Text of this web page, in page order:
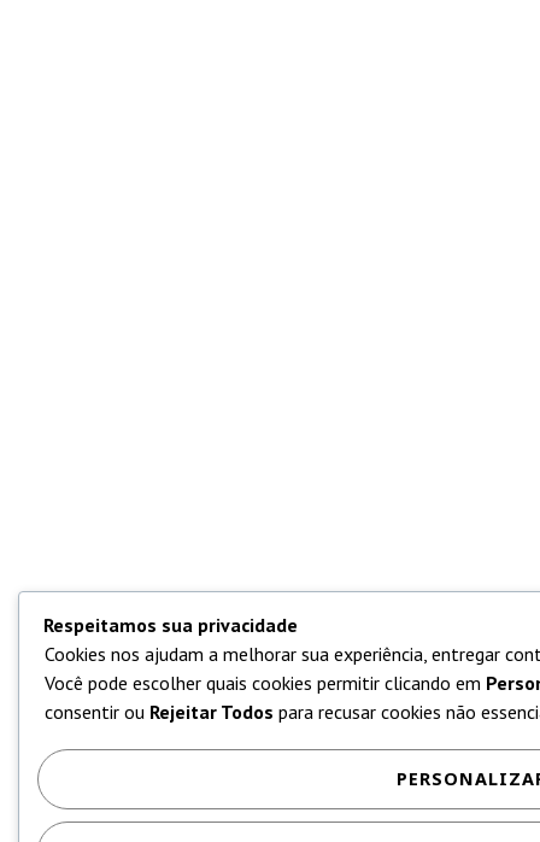
Respeitamos sua privacidade
Cookies nos ajudam a melhorar sua experiência, entregar
Você pode escolher quais cookies permitir clicando em
consentir ou Rejeitar Todos para recusar cookies não